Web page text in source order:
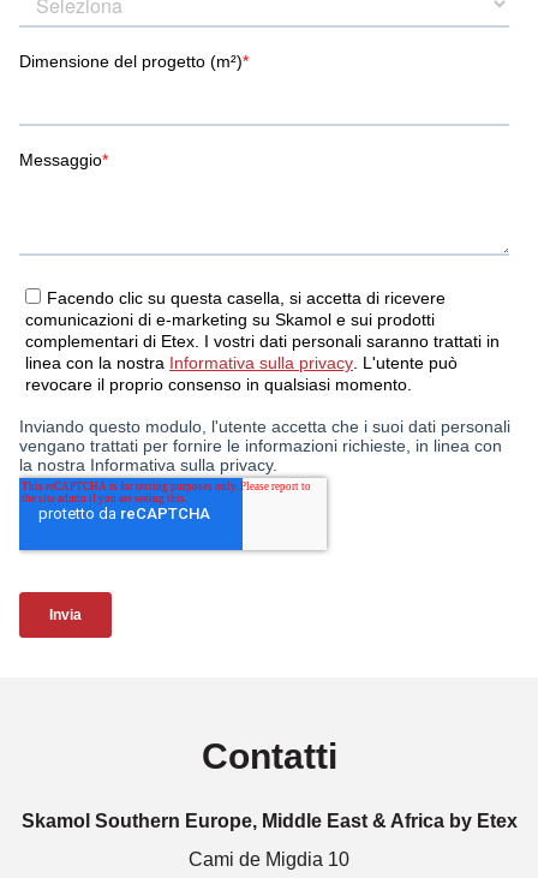
Contatti
Skamol Southern Europe, Middle East & Africa by Etex
Cami de Migdia 10